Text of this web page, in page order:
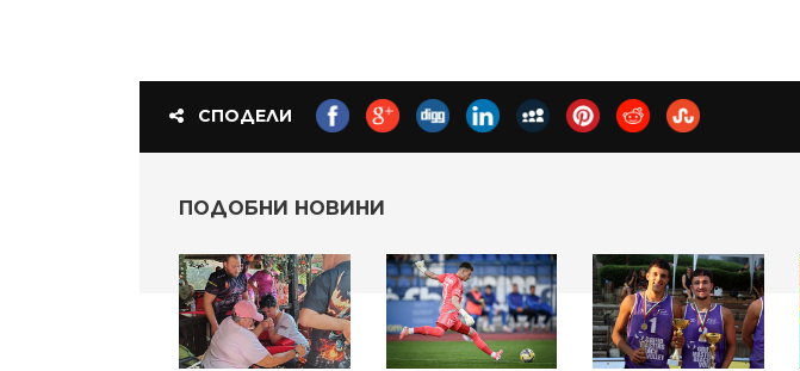
СПОДЕЛИ
ПОДОБНИ НОВИНИ